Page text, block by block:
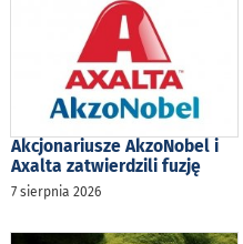
Akcjonariusze AkzoNobel i
Axalta zatwierdzili fuzję
7 sierpnia 2026